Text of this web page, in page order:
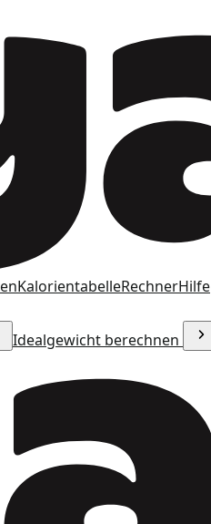
KalorientabelleRechnerHilfe
Idealgewicht berechnen